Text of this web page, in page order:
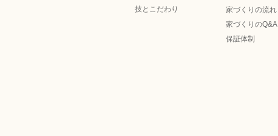
技とこだわり
家づくりの流れ
家づくりのQ&A
保証体制